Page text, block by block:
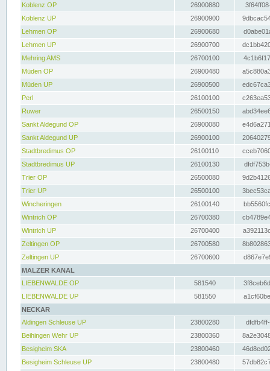
Koblenz OP
26900880
Koblenz UP
26900900
Lehmen OP
26900680
Lehmen UP
26900700
Mehring AMS
26700100
Müden OP
26900480
Müden UP
26900500
Perl
26100100
Ruwer
26500150
Sankt Aldegund OP
26900080
Sankt Aldegund UP
26900100
Stadtbredimus OP
26100110
Stadtbredimus UP
26100130
Trier OP
26500080
Trier UP
26500100
Wincheringen
26100140
Wintrich OP
26700380
Wintrich UP
26700400
Zeltingen OP
26700580
Zeltingen UP
26700600
MALZER KANAL
LIEBENWALDE OP
581540
LIEBENWALDE UP
581550
NECKAR
Aldingen Schleuse UP
23800280
Beihingen Wehr UP
23800360
Besigheim SKA
23800460
Besigheim Schleuse UP
23800480